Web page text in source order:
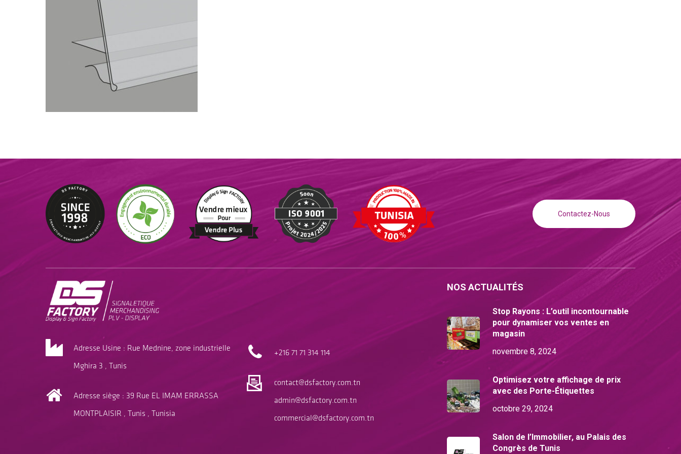
Contactez-Nous
Adresse Usine : Rue Mednine, zone industrielle
Mghira 3 , Tunis
Adresse siège : 39 Rue EL IMAM ERRASSA
MONTPLAISIR , Tunis , Tunisia
+216 7171 314 114
contact@dsfactory.com.tn
admin@dsfactory.com.tn
commercial@dsfactory.com.tn
NOS ACTUALITÉS
Stop Rayons : L’outil incontournable
pour dynamiser vos ventes en
magasin
novembre 8, 2024
Optimisez votre affichage de prix
avec des Porte-Étiquettes
octobre 29, 2024
Salon de l’Immobilier, au Palais des
Congrès de Tunis